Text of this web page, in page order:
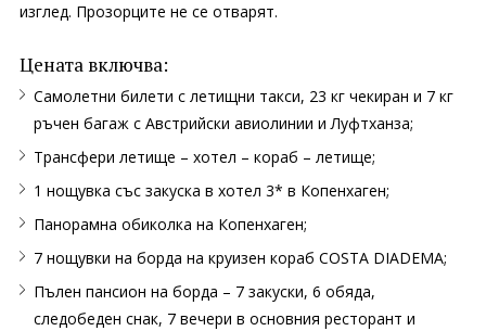
изглед. Прозорците не се отварят.
Цената включва:
Самолетни билети с летищни такси, 23 кг чекиран и 7 кг
ръчен багаж с Австрийски авиолинии и Луфтханза;
Трансфери летище – хотел – кораб – летище;
1 нощувка със закуска в хотел 3* в Копенхаген;
Панорамна обиколка на Копенхаген;
7 нощувки на борда на круизен кораб COSTA DIADEMA;
Пълен пансион на борда – 7 закуски, 6 обяда,
следобеден снак, 7 вечери в основния ресторант и